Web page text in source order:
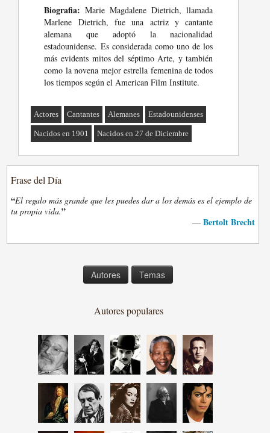
Biografia: Marie Magdalene Dietrich, llamada
Marlene Dietrich, fue una actriz y cantante
alemana que adoptó la nacionalidad
estadounidense. Es considerada como uno de los
más evidents mitos del séptimo Arte, y también
como la novena mejor estrella femenina de todos
los tiempos según el American Film Institute.
Actores Cantantes Alemanes Estadounidenses
Nacidos en 1901 Nacidos en 27 de Diciembre
Frase del Día
“El regalo más grande que les puedes dar a los demás es el ejemplo de
tu propia vida.”
— Bertolt Brecht
Autores Temas
Autores populares